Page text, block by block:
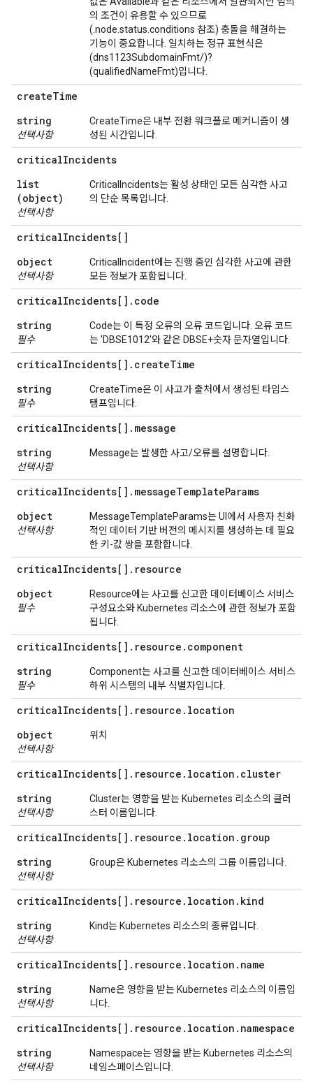
의 조건이 유용할 수 있으므로
(.node.status.conditions 참조) 충돌을 해결하는
기능이 중요합니다. 일치하는 정규 표현식은
(dns1123SubdomainFmt/)?
(qualifiedNameFmt)입니다.
createTime
string
선택사항
CreateTime은 내부 전환 워크플로 메커니즘이 생
성된 시간입니다.
criticalIncidents
list
(object)
선택사항
CriticalIncidents는 활성 상태인 모든 심각한 사고
의 단순 목록입니다.
criticalIncidents[]
object
선택사항
CriticalIncident에는 진행 중인 심각한 사고에 관한
모든 정보가 포함됩니다.
criticalIncidents[] . code
string
필수
Code는 이 특정 오류의 오류 코드입니다. 오류 코드
는 'DBSE1012'와 같은 DBSE+숫자 문자열입니다.
criticalIncidents[] . createTime
string
필수
CreateTime은 이 사고가 출처에서 생성된 타임스
탬프입니다.
criticalIncidents[] . message
string
선택사항
Message는 발생한 사고/오류를 설명합니다.
criticalIncidents[] . messageTemplateParams
object
선택사항
MessageTemplateParams는 UI에서 사용자 친화
적인 데이터 기반 버전의 메시지를 생성하는 데 필요
한 키-값 쌍을 포함합니다.
criticalIncidents[] . resource
object
필수
Resource에는 사고를 신고한 데이터베이스 서비스
구성요소와 Kubernetes 리소스에 관한 정보가 포함
됩니다.
criticalIncidents[] . resource . component
string
필수
Component는 사고를 신고한 데이터베이스 서비스
하위 시스템의 내부 식별자입니다.
criticalIncidents[] . resource . location
object
선택사항
위치
criticalIncidents[] . resource . location . cluster
string
선택사항
Cluster는 영향을 받는 Kubernetes 리소스의 클러
스터 이름입니다.
criticalIncidents[] . resource . location . group
string
선택사항
Group은 Kubernetes 리소스의 그룹 이름입니다.
criticalIncidents[] . resource . location . kind
string
선택사항
Kind는 Kubernetes 리소스의 종류입니다.
criticalIncidents[] . resource . location . name
string
선택사항
Name은 영향을 받는 Kubernetes 리소스의 이름입
니다.
criticalIncidents[] . resource . location . namespace
string
선택사항
Namespace는 영향을 받는 Kubernetes 리소스의
네임스페이스입니다.